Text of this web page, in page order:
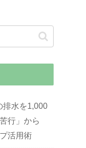
排水を1,000
行」から
活用術